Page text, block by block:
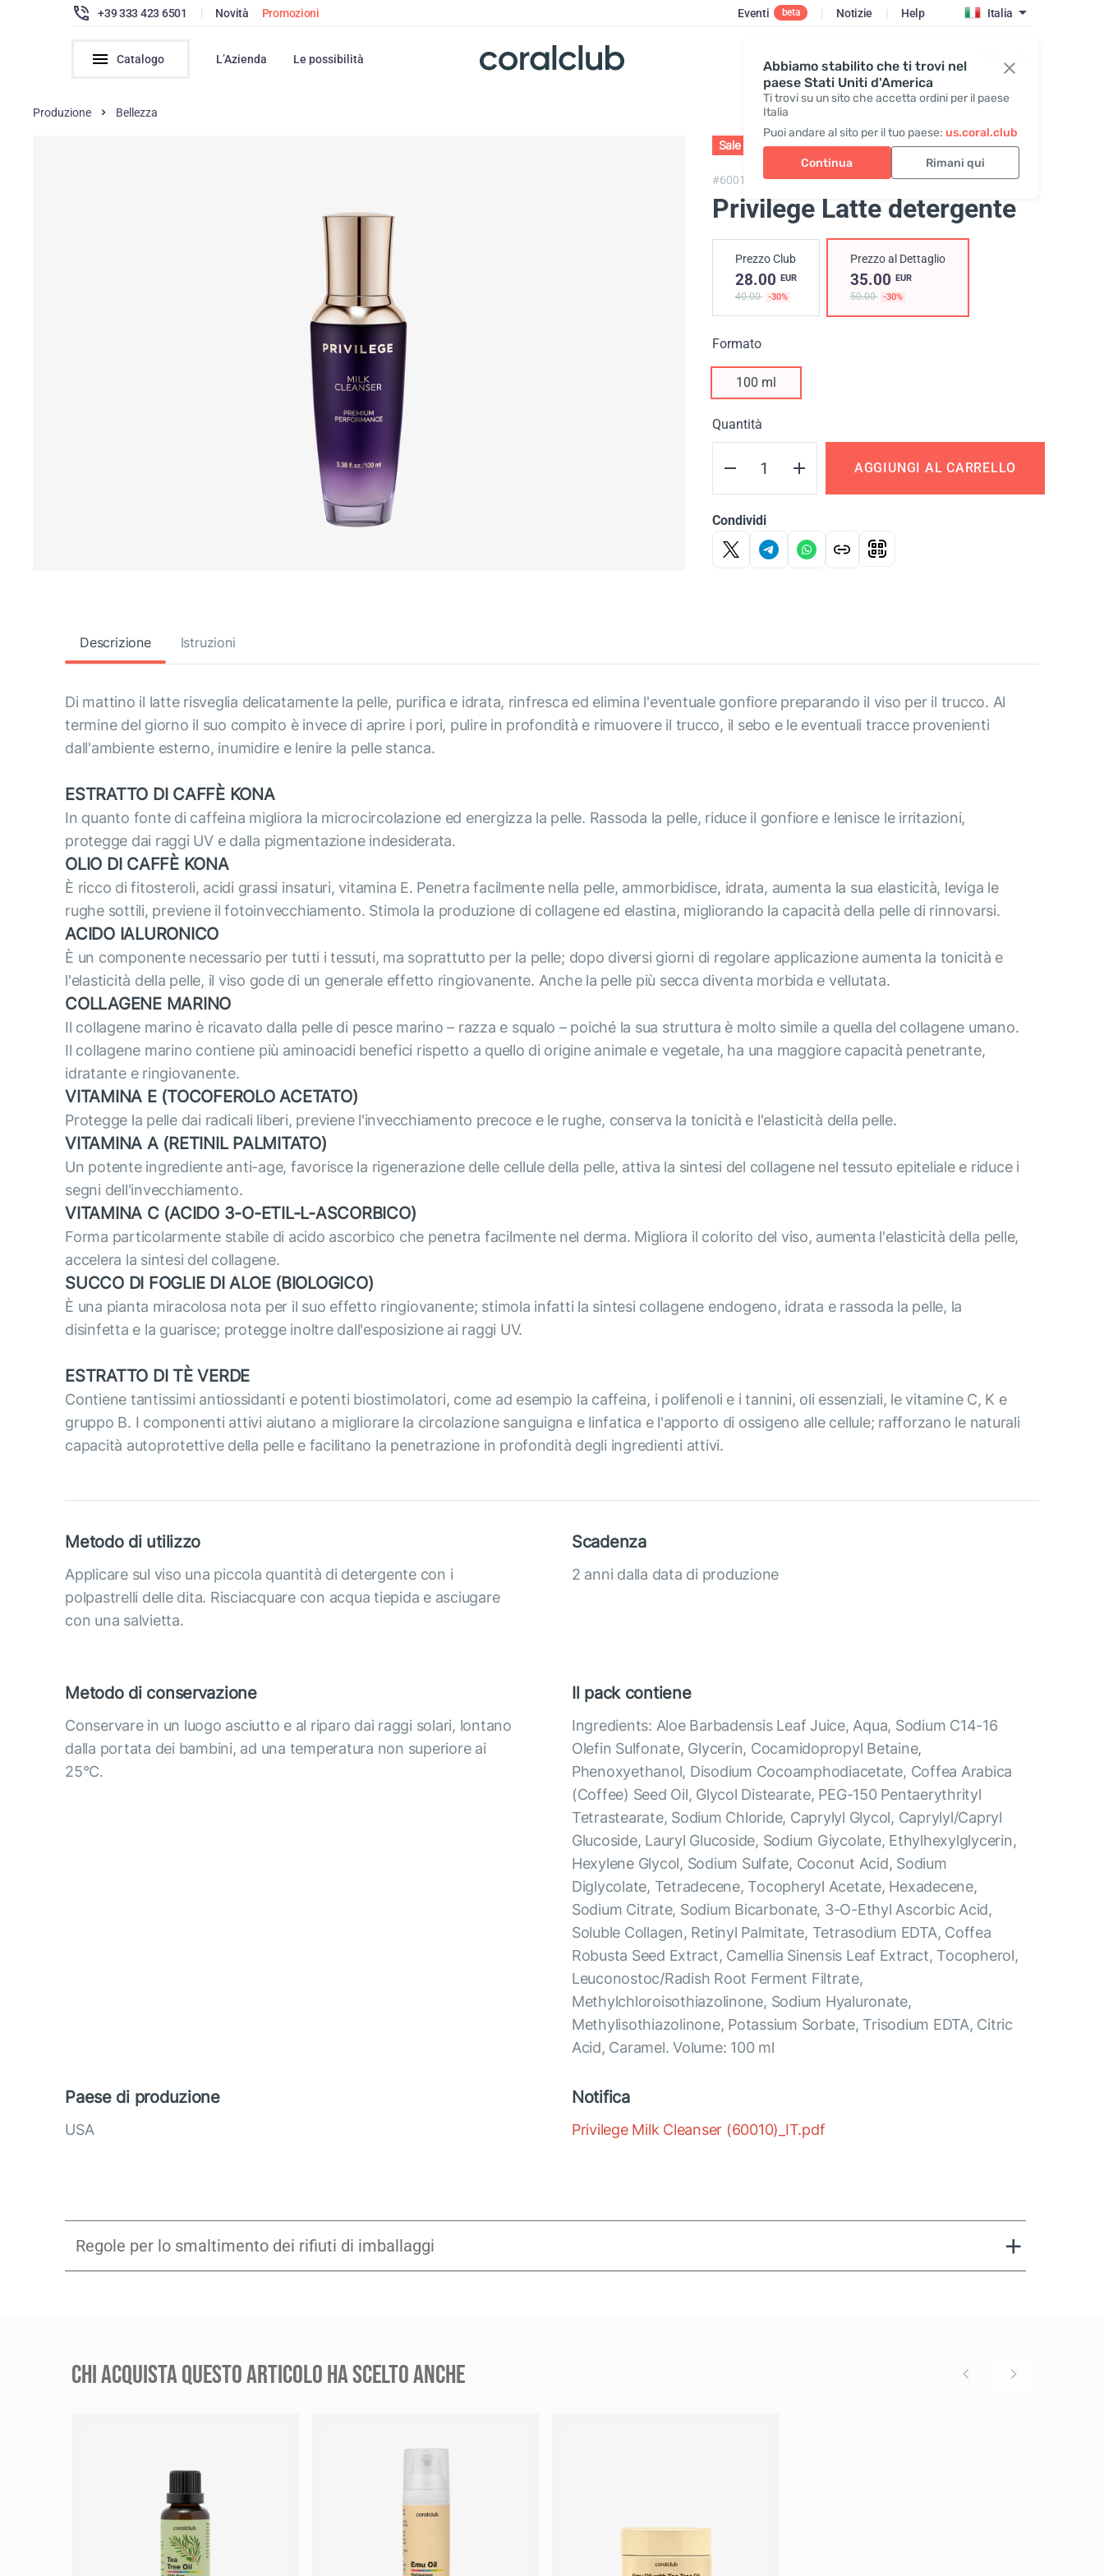
Abbiamo stabilito che ti trovi nel
paese Stati Uniti d'America
Ti trovi su un sito che accetta ordini per il paese
Italia
Puoi andare al sito per il tuo paese: us.coral.club
Continua Rimani qui
+39 333 423 6501 | Novità Promozioni Eventi beta | Notizie | Help Italia
Catalogo L’Azienda Le possibilità Entra / Registrazione
Produzione Bellezza
Sale 30% 01 - 31.08
#60010, Privilege Milk Cleanser
Privilege Latte detergente
Prezzo Club
28.00 EUR
40.00 -30%
Prezzo al Dettaglio
35.00 EUR
50.00 -30%
Formato
100 ml
Quantità
AGGIUNGI AL CARRELLO
Condividi
Descrizione Istruzioni
Di mattino il latte risveglia delicatamente la pelle, purifica e idrata, rinfresca ed elimina l'eventuale gonfiore preparando il viso per il trucco. Al
termine del giorno il suo compito è invece di aprire i pori, pulire in profondità e rimuovere il trucco, il sebo e le eventuali tracce provenienti
dall'ambiente esterno, inumidire e lenire la pelle stanca.
ESTRATTO DI CAFFÈ KONA
In quanto fonte di caffeina migliora la microcircolazione ed energizza la pelle. Rassoda la pelle, riduce il gonfiore e lenisce le irritazioni,
protegge dai raggi UV e dalla pigmentazione indesiderata.
OLIO DI CAFFÈ KONA
È ricco di fitosteroli, acidi grassi insaturi, vitamina E. Penetra facilmente nella pelle, ammorbidisce, idrata, aumenta la sua elasticità, leviga le
rughe sottili, previene il fotoinvecchiamento. Stimola la produzione di collagene ed elastina, migliorando la capacità della pelle di rinnovarsi.
ACIDO IALURONICO
È un componente necessario per tutti i tessuti, ma soprattutto per la pelle; dopo diversi giorni di regolare applicazione aumenta la tonicità e
l'elasticità della pelle, il viso gode di un generale effetto ringiovanente. Anche la pelle più secca diventa morbida e vellutata.
COLLAGENE MARINO
Il collagene marino è ricavato dalla pelle di pesce marino – razza e squalo – poiché la sua struttura è molto simile a quella del collagene umano.
Il collagene marino contiene più aminoacidi benefici rispetto a quello di origine animale e vegetale, ha una maggiore capacità penetrante,
idratante e ringiovanente.
VITAMINA E (TOCOFEROLO ACETATO)
Protegge la pelle dai radicali liberi, previene l'invecchiamento precoce e le rughe, conserva la tonicità e l'elasticità della pelle.
VITAMINA A (RETINIL PALMITATO)
Un potente ingrediente anti-age, favorisce la rigenerazione delle cellule della pelle, attiva la sintesi del collagene nel tessuto epiteliale e riduce i
segni dell'invecchiamento.
VITAMINA С (ACIDO 3-O-ETIL-L-ASCORBICO)
Forma particolarmente stabile di acido ascorbico che penetra facilmente nel derma. Migliora il colorito del viso, aumenta l'elasticità della pelle,
accelera la sintesi del collagene.
SUCCO DI FOGLIE DI ALOE (BIOLOGICO)
È una pianta miracolosa nota per il suo effetto ringiovanente; stimola infatti la sintesi collagene endogeno, idrata e rassoda la pelle, la
disinfetta e la guarisce; protegge inoltre dall'esposizione ai raggi UV.
ESTRATTO DI TÈ VERDE
Contiene tantissimi antiossidanti e potenti biostimolatori, come ad esempio la caffeina, i polifenoli e i tannini, oli essenziali, le vitamine C, K e
gruppo B. I componenti attivi aiutano a migliorare la circolazione sanguigna e linfatica e l'apporto di ossigeno alle cellule; rafforzano le naturali
capacità autoprotettive della pelle e facilitano la penetrazione in profondità degli ingredienti attivi.
Metodo di utilizzo
Applicare sul viso una piccola quantità di detergente con i
polpastrelli delle dita. Risciacquare con acqua tiepida e asciugare
con una salvietta.
Scadenza
2 anni dalla data di produzione
Metodo di conservazione
Conservare in un luogo asciutto e al riparo dai raggi solari, lontano
dalla portata dei bambini, ad una temperatura non superiore ai
25°C.
Il pack contiene
Ingredients: Aloe Barbadensis Leaf Juice, Aqua, Sodium C14-16
Olefin Sulfonate, Glycerin, Cocamidopropyl Betaine,
Phenoxyethanol, Disodium Cocoamphodiacetate, Coffea Arabica
(Coffee) Seed Oil, Glycol Distearate, PEG-150 Pentaerythrityl
Tetrastearate, Sodium Chloride, Caprylyl Glycol, Caprylyl/Capryl
Glucoside, Lauryl Glucoside, Sodium Giycolate, Ethylhexylglycerin,
Hexylene Glycol, Sodium Sulfate, Coconut Acid, Sodium
Diglycolate, Tetradecene, Tocopheryl Acetate, Hexadecene,
Sodium Citrate, Sodium Bicarbonate, 3-O-Ethyl Ascorbic Acid,
Soluble Collagen, Retinyl Palmitate, Tetrasodium EDTA, Coffea
Robusta Seed Extract, Camellia Sinensis Leaf Extract, Tocopherol,
Leuconostoc/Radish Root Ferment Filtrate,
Methylchloroisothiazolinone, Sodium Hyaluronate,
Methylisothiazolinone, Potassium Sorbate, Trisodium EDTA, Citric
Acid, Caramel. Volume: 100 ml
Paese di produzione
USA
Notifica
Privilege Milk Cleanser (60010)_IT.pdf
Regole per lo smaltimento dei rifiuti di imballaggi
CHI ACQUISTA QUESTO ARTICOLO HA SCELTO ANCHE